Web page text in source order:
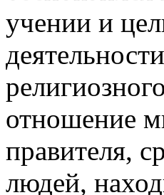
учении и
отношение
правителя,
людей,